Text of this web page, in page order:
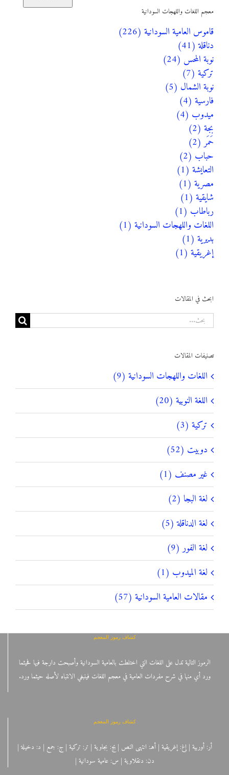
ابحث في المقالات
البحث
عن:
تصنيفات المقالات
اللغات واللهجات السودانية (9)
اللغة النوبية (20)
تركية (3)
دوبيت (52)
غير مصنف (1)
لغة البجا (2)
لغة الدناقلة (5)
لغة الفور (9)
لغة الميدوب (1)
مقالات العامية السودانية (57)
معجم اللغات واللهجات السودانية
قاموس العامية السودانية (226)
دناقلة (41)
نوبة المحس (24)
تركية (7)
نوبة الشمال (5)
فارسية (4)
ميدوب (4)
بجة (2)
حَمَر (2)
حباب (2)
التعايشة (1)
مصرية (1)
شايقية (1)
رباطاب (1)
اللغات واللهجات السودانية (1)
بديرية (1)
إغريقية (1)
كشاف رموز المعجم
الرموز التالية تدل على اللغات التي اختلطت بالعامية السودانية وأصبحت دارجة فيها فحيثما
ورد أي منها في شرح مفردات العامية في معجم اللغات فينبغي الانتباه لأصله حيثما ورد.
كشاف رموز المعجم
أر: أوربية | إغ: إغريقية | أهـ: انتهى النص | بج: بجاوية | تر: تركية | ج: جمع | د: دخيلة |
دن: دنقلاوية | س: عامية سودانية |